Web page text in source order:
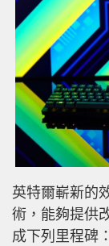
英特爾嶄新的
術，能夠提供
成下列里程碑：